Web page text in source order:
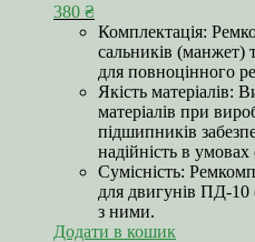
380 ₴
Комплектація:
сальників (манжет)
для повноцінного
Якість матеріалів:
матеріалів при
підшипників
надійність в умовах
Сумісність:
для двигунів ПД-10
з ними.
Додати в кошик